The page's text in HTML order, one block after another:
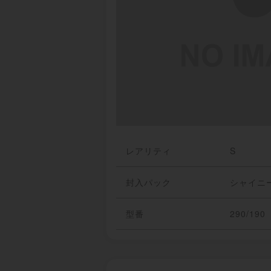
レアリティ S
封入パック シャイ
型番 290/190